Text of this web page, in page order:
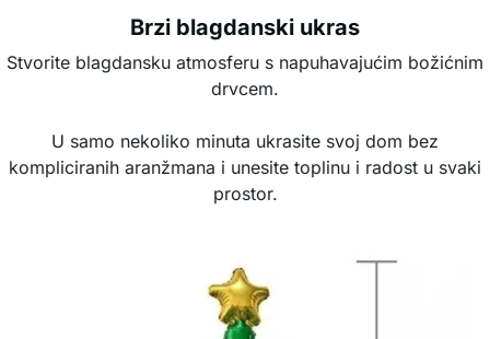
Brzi blagdanski ukras
Stvorite blagdansku atmosferu s napuhavajućim božićnim
drvcem.
U samo nekoliko minuta ukrasite svoj dom bez
kompliciranih aranžmana i unesite toplinu i radost u svaki
prostor.